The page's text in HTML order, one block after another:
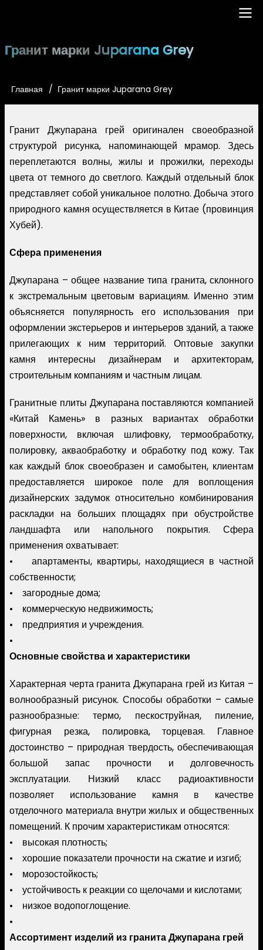
содержанию
Main
Гранит марки Juparana Grey
Строка
Главная Гранит марки Juparana Grey
Гранит Джупарана грей оригинален своеобразной
структурой рисунка, напоминающей мрамор. Здесь
переплетаются волны, жилы и прожилки, переходы
цвета от темного до светлого. Каждый отдельный блок
представляет собой уникальное полотно. Добыча этого
природного камня осуществляется в Китае (провинция
Хубей).
Сфера применения
Джупарана – общее название типа гранита, склонного
к экстремальным цветовым вариациям. Именно этим
объясняется популярность его использования при
оформлении экстерьеров и интерьеров зданий, а также
прилегающих к ним территорий. Оптовые закупки
камня интересны дизайнерам и архитекторам,
строительным компаниям и частным лицам.
Гранитные плиты Джупарана поставляются компанией
«Китай Камень» в разных вариантах обработки
поверхности, включая шлифовку, термообработку,
полировку, акваобработку и обработку под кожу. Так
как каждый блок своеобразен и самобытен, клиентам
предоставляется широкое поле для воплощения
дизайнерских задумок относительно комбинирования
раскладки на больших площадях при обустройстве
ландшафта или напольного покрытия. Сфера
применения охватывает:
• апартаменты, квартиры, находящиеся в частной
собственности;
• загородные дома;
• коммерческую недвижимость;
• предприятия и учреждения.
•
Основные свойства и характеристики
Характерная черта гранита Джупарана грей из Китая –
волнообразный рисунок. Способы обработки – самые
разнообразные: термо, пескоструйная, пиление,
фигурная резка, полировка, торцевая. Главное
достоинство – природная твердость, обеспечивающая
большой запас прочности и долговечность
эксплуатации. Низкий класс радиоактивности
позволяет использование камня в качестве
отделочного материала внутри жилых и общественных
помещений. К прочим характеристикам относятся:
• высокая плотность;
• хорошие показатели прочности на сжатие и изгиб;
• морозостойкость;
• устойчивость к реакции со щелочами и кислотами;
• низкое водопоглощение.
•
Ассортимент изделий из гранита Джупарана грей